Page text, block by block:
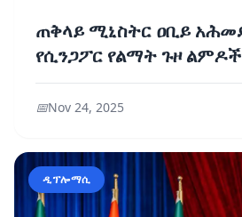
ጠቅላይ ሚኒስትር ዐቢይ
የሲንጋፖር የልማት ጉዞ
በተሰናዳ ወግ ላይ ተካፈሉ
📅Nov 24, 2025
ዲፕሎማሲ